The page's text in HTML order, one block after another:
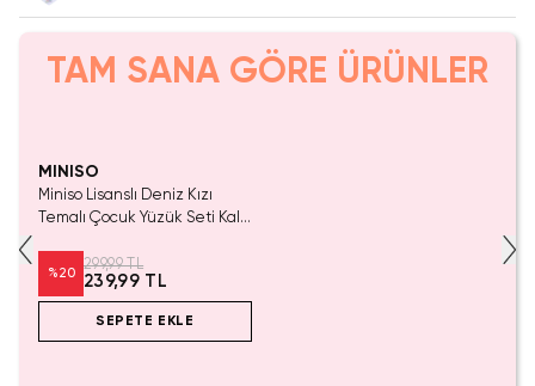
TAM SANA GÖRE ÜRÜNLER
MINISO
Miniso Lisanslı Deniz Kızı
Temalı Çocuk Yüzük Seti Kalp
%20
299,99 TL
239,99 TL
SEPETE EKLE